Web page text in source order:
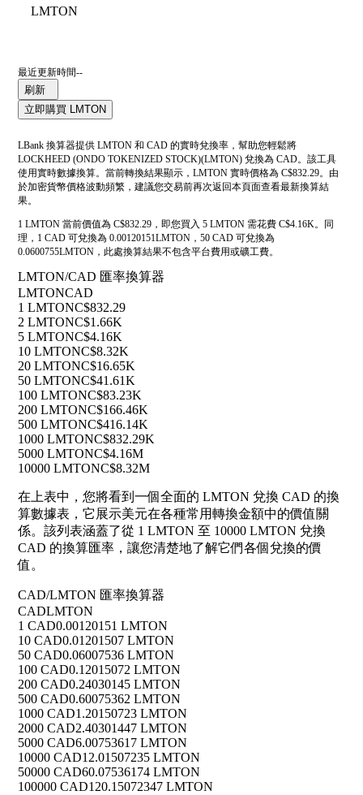
LMTON
最近更新時間--
刷新
立即購買 LMTON
LBank 換算器提供 LMTON 和 CAD 的實時兌換率，幫助您輕鬆將
LOCKHEED (ONDO TOKENIZED STOCK)(LMTON) 兌換為 CAD。該工具
使用實時數據換算。當前轉換結果顯示，LMTON 實時價格為 C$832.29。由
於加密貨幣價格波動頻繁，建議您交易前再次返回本頁面查看最新換算結
果。
1 LMTON 當前價值為 C$832.29，即您買入 5 LMTON 需花費 C$4.16K。同
理，1 CAD 可兌換為 0.00120151LMTON，50 CAD 可兌換為
0.0600755LMTON，此處換算結果不包含平台費用或礦工費。
LMTON/CAD 匯率換算器
LMTONCAD
1 LMTONC$832.29
2 LMTONC$1.66K
5 LMTONC$4.16K
10 LMTONC$8.32K
20 LMTONC$16.65K
50 LMTONC$41.61K
100 LMTONC$83.23K
200 LMTONC$166.46K
500 LMTONC$416.14K
1000 LMTONC$832.29K
5000 LMTONC$4.16M
10000 LMTONC$8.32M
在上表中，您將看到一個全面的 LMTON 兌換 CAD 的換
算數據表，它展示美元在各種常用轉換金額中的價值關
係。該列表涵蓋了從 1 LMTON 至 10000 LMTON 兌換
CAD 的換算匯率，讓您清楚地了解它們各個兌換的價
值。
CAD/LMTON 匯率換算器
CADLMTON
1 CAD0.00120151 LMTON
10 CAD0.01201507 LMTON
50 CAD0.06007536 LMTON
100 CAD0.12015072 LMTON
200 CAD0.24030145 LMTON
500 CAD0.60075362 LMTON
1000 CAD1.20150723 LMTON
2000 CAD2.40301447 LMTON
5000 CAD6.00753617 LMTON
10000 CAD12.01507235 LMTON
50000 CAD60.07536174 LMTON
100000 CAD120.15072347 LMTON